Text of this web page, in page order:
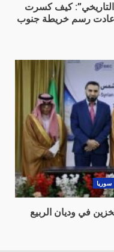
التاريخي”: كيف كسرت
رسم خريطة جنوب
سوريا
في وديان الربيع